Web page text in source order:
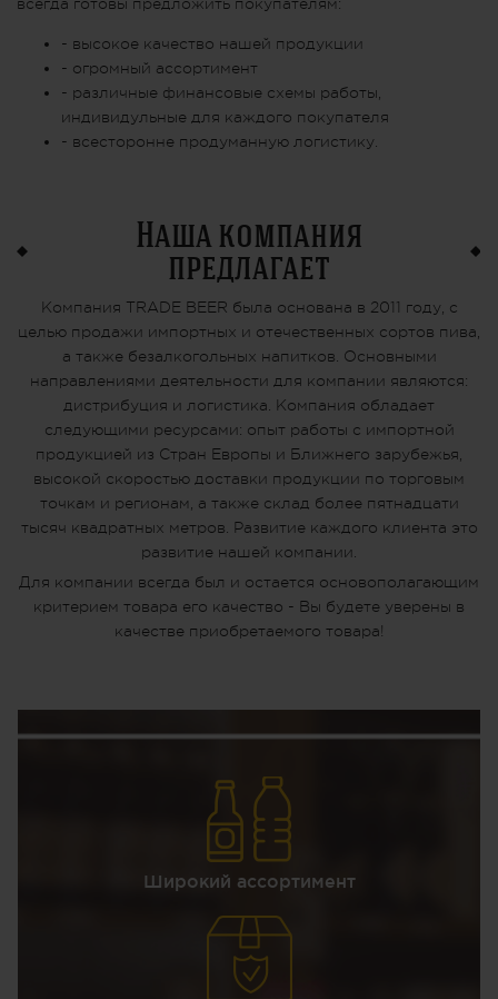
- высокое качество нашей продукции
- огромный ассортимент
- различные финансовые схемы работы,
индивидульные для каждого покупателя
- всесторонне продуманную логистику.
Наша компания
предлагает
Компания TRADE BEER была основана в 2011 году, с
целью продажи импортных и отечественных сортов пива,
а также безалкогольных напитков. Основными
направлениями деятельности для компании являются:
дистрибуция и логистика. Компания обладает
следующими ресурсами: опыт работы с импортной
продукцией из Стран Европы и Ближнего зарубежья,
высокой скоростью доставки продукции по торговым
точкам и регионам, а также склад более пятнадцати
тысяч квадратных метров. Развитие каждого клиента это
развитие нашей компании.
Для компании всегда был и остается основополагающим
критерием товара его качество - Вы будете уверены в
качестве приобретаемого товара!
Широкий ассортимент